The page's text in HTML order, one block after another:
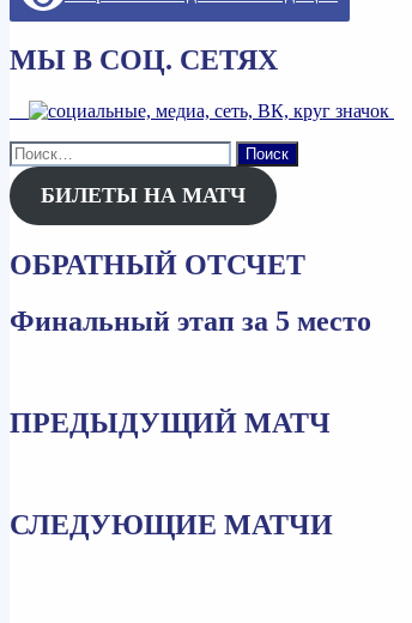
записям
МЫ В СОЦ. СЕТЯХ
Найти:
БИЛЕТЫ НА МАТЧ
ОБРАТНЫЙ ОТСЧЕТ
Финальный этап за 5 место
ПРЕДЫДУЩИЙ МАТЧ
СЛЕДУЮЩИЕ МАТЧИ